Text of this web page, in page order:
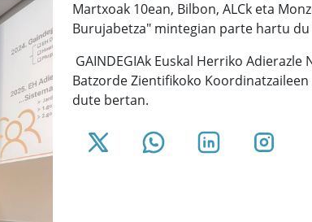
Martxoak 10ean, Bilbon, ALCk eta
Burujabetza" mintegian parte hartu du
GAINDEGIAk Euskal Herriko
Batzorde Zientifikoko
dute bertan.